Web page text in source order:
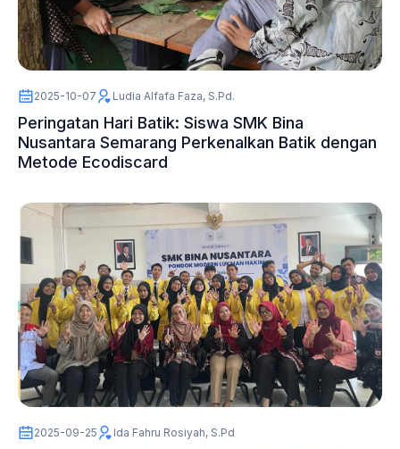
2025-10-07 Ludia Alfafa Faza, S.Pd.
Peringatan Hari Batik: Siswa SMK Bina
Nusantara Semarang Perkenalkan Batik dengan
Metode Ecodiscard
2025-09-25 Ida Fahru Rosiyah, S.Pd